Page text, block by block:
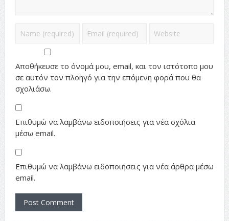
Αποθήκευσε το όνομά μου, email, και τον ιστότοπο μου
σε αυτόν τον πλοηγό για την επόμενη φορά που θα
σχολιάσω.
Επιθυμώ να λαμβάνω ειδοποιήσεις για νέα σχόλια
μέσω email.
Επιθυμώ να λαμβάνω ειδοποιήσεις για νέα άρθρα μέσω
email.